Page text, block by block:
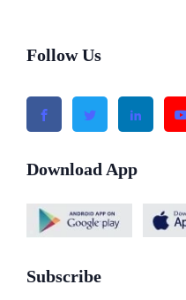
Follow Us
Download App
Subscribe